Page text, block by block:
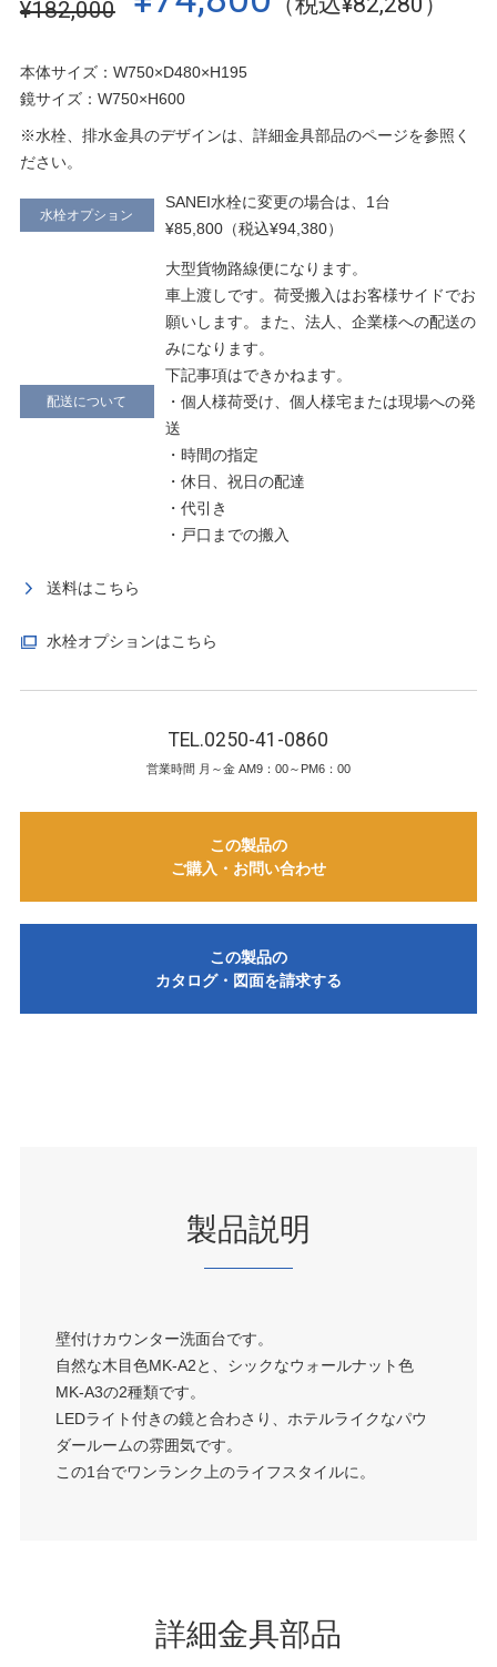
¥182,000
本体サイズ：W750×D480×H195
鏡サイズ：W750×H600
※水栓、排水金具のデザインは、詳細金具部品のページを参照く
ださい。
水栓オプション
SANEI水栓に変更の場合は、1台
¥85,800（税込¥94,380）
配送について
大型貨物路線便になります。
車上渡しです。荷受搬入はお客様サイドでお
願いします。また、法人、企業様への配送の
みになります。
下記事項はできかねます。
・個人様荷受け、個人様宅または現場への発
送
・時間の指定
・休日、祝日の配達
・代引き
・戸口までの搬入
送料はこちら
水栓オプションはこちら
TEL.0250-41-0860
営業時間 月～金 AM9：00～PM6：00
この製品の
ご購入・お問い合わせ
この製品の
カタログ・図面を請求する
製品説明
壁付けカウンター洗面台です。
自然な木目色MK-A2と、シックなウォールナット色
MK-A3の2種類です。
LEDライト付きの鏡と合わさり、ホテルライクなパウ
ダールームの雰囲気です。
この1台でワンランク上のライフスタイルに。
詳細金具部品